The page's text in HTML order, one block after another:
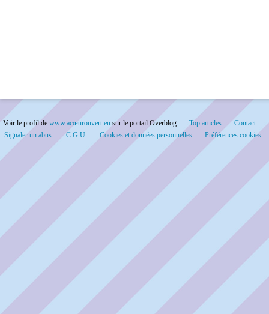
Voir le profil de www.acœurouvert.eusur le portail Overblog Top articles
Contact
Signaler un abus
C.G.U. Cookies et données personnelles Préférences cookies